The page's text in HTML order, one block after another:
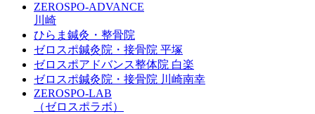
ZEROSPO-ADVANCE
川崎
ひらま鍼灸・整骨院
ゼロスポ鍼灸院・接骨院 平塚
ゼロスポアドバンス整体院 白楽
ゼロスポ鍼灸院・接骨院 川崎南幸
ZEROSPO-LAB
（ゼロスポラボ）